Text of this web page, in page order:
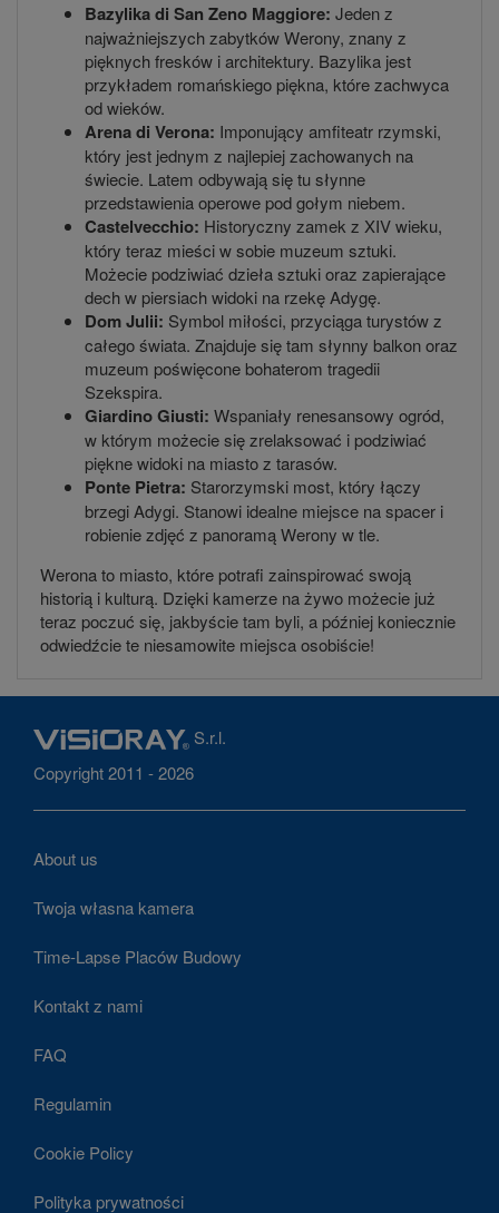
Bazylika di San Zeno Maggiore: Jeden z
najważniejszych zabytków Werony, znany z
pięknych fresków i architektury. Bazylika jest
przykładem romańskiego piękna, które zachwyca
od wieków.
Arena di Verona: Imponujący amfiteatr rzymski,
który jest jednym z najlepiej zachowanych na
świecie. Latem odbywają się tu słynne
przedstawienia operowe pod gołym niebem.
Castelvecchio: Historyczny zamek z XIV wieku,
który teraz mieści w sobie muzeum sztuki.
Możecie podziwiać dzieła sztuki oraz zapierające
dech w piersiach widoki na rzekę Adygę.
Dom Julii: Symbol miłości, przyciąga turystów z
całego świata. Znajduje się tam słynny balkon oraz
muzeum poświęcone bohaterom tragedii
Szekspira.
Giardino Giusti: Wspaniały renesansowy ogród,
w którym możecie się zrelaksować i podziwiać
piękne widoki na miasto z tarasów.
Ponte Pietra: Starorzymski most, który łączy
brzegi Adygi. Stanowi idealne miejsce na spacer i
robienie zdjęć z panoramą Werony w tle.
Werona to miasto, które potrafi zainspirować swoją
historią i kulturą. Dzięki kamerze na żywo możecie już
teraz poczuć się, jakbyście tam byli, a później koniecznie
odwiedźcie te niesamowite miejsca osobiście!
S.r.l.
Copyright 2011 - 2026
About us
Twoja własna kamera
Time-Lapse Placów Budowy
Kontakt z nami
FAQ
Regulamin
Cookie Policy
Polityka prywatności